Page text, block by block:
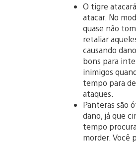
O tigre
atacar. No
quase não
retaliar
causando
bons para
inimigos
tempo para
ataques.
Panteras são
dano, já que
tempo
morder. Você